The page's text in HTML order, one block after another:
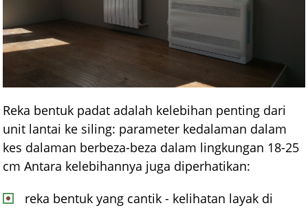
Reka bentuk padat adalah kelebihan penting dari
unit lantai ke siling: parameter kedalaman dalam
kes dalaman berbeza-beza dalam lingkungan 18-25
cm Antara kelebihannya juga diperhatikan:
reka bentuk yang cantik - kelihatan layak di